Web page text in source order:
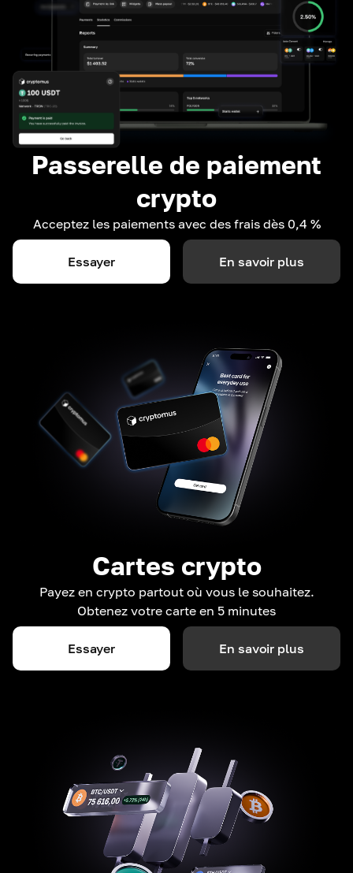
Passerelle de paiement
crypto
Acceptez les paiements avec des frais dès 0,4 %
Essayer En savoir plus
Cartes crypto
Payez en crypto partout où vous le souhaitez.
Obtenez votre carte en 5 minutes
Essayer En savoir plus